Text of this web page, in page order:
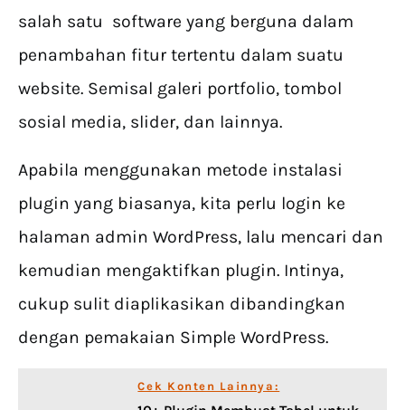
salah satu software yang berguna dalam
penambahan fitur tertentu dalam suatu
website. Semisal galeri portfolio, tombol
sosial media, slider, dan lainnya.
Apabila menggunakan metode instalasi
plugin yang biasanya, kita perlu login ke
halaman admin WordPress, lalu mencari dan
kemudian mengaktifkan plugin. Intinya,
cukup sulit diaplikasikan dibandingkan
dengan pemakaian Simple WordPress.
Cek Konten Lainnya: